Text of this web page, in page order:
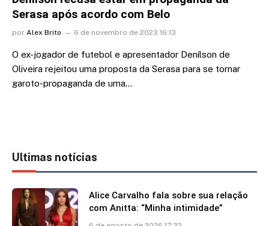
Serasa após acordo com Belo
por Alex Brito 6 de novembro de 2023 16:13
O ex-jogador de futebol e apresentador Denílson de
Oliveira rejeitou uma proposta da Serasa para se tornar
garoto-propaganda de uma…
Ultimas notícias
Alice Carvalho fala sobre sua relação
com Anitta: “Minha intimidade”